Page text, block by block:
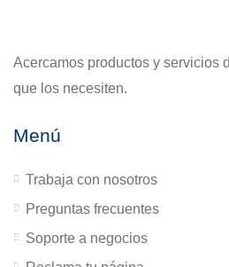
Acercamos productos y servicios
que los necesiten.
Menú
Trabaja con nosotros
Preguntas frecuentes
Soporte a negocios